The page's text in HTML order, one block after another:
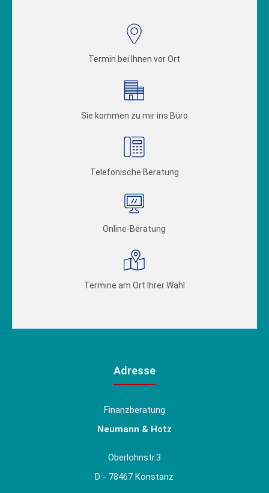
Termin bei Ihnen vor Ort
Sie kommen zu mir ins Büro
Telefonische Beratung
Online-Beratung
Termine am Ort Ihrer Wahl
Adresse
Finanzberatung
Neumann & Hotz
Oberlohnstr.3
D - 78467 Konstanz